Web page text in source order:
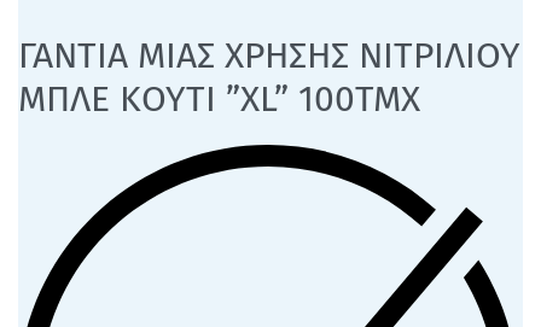
ΓΑΝΤΙΑ ΜΙΑΣ ΧΡΗΣΗΣ ΝΙΤΡΙΛΙΟΥ
ΜΠΛΕ ΚΟΥΤΙ ”XL” 100ΤΜΧ